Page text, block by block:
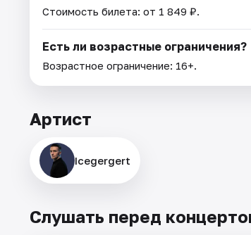
Стоимость билета: от 1 849 ₽.
Есть ли возрастные ограничения?
Возрастное ограничение: 16+.
Артист
Icegergert
Слушать перед